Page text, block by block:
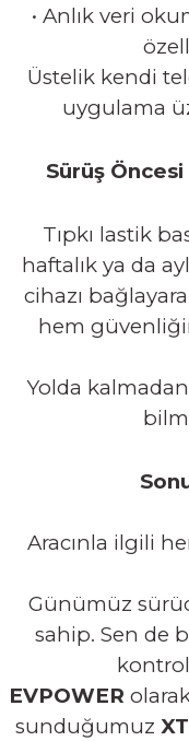
• Anlık veri
Üstelik kendi
uygulama
Sürüş Öncesi
Tıpkı lastik
haftalık ya da
cihazı
hem
Yolda kalmadan
Aracınla ilgili
Günümüz
sahip. Sen de
EVPOWER
sunduğumuz